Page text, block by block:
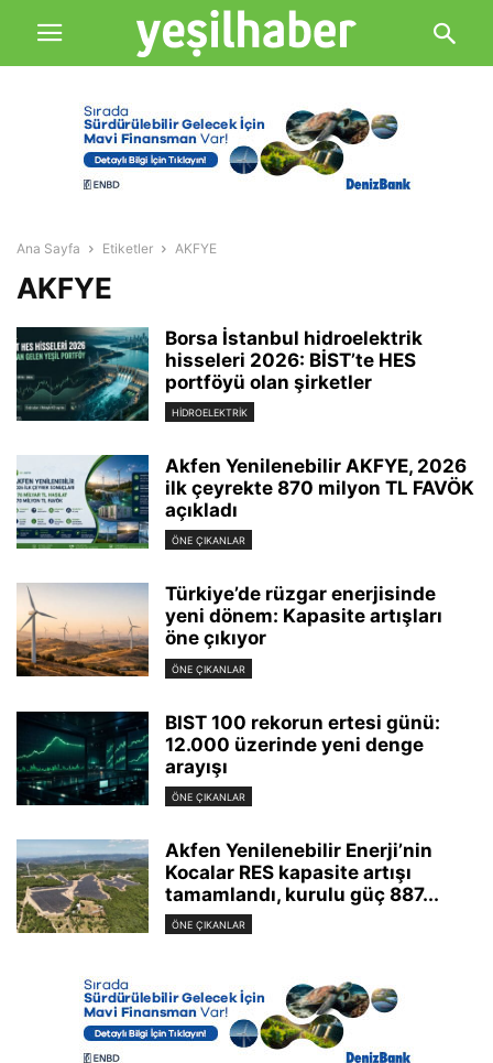
Ana Sayfa Etiketler AKFYE
AKFYE
Borsa İstanbul hidroelektrik
hisseleri 2026: BİST’te HES
portföyü olan şirketler
HIDROELEKTRIK
Akfen Yenilenebilir AKFYE, 2026
ilk çeyrekte 870 milyon TL FAVÖK
açıkladı
ÖNE ÇIKANLAR
Türkiye’de rüzgar enerjisinde
yeni dönem: Kapasite artışları
öne çıkıyor
ÖNE ÇIKANLAR
BIST 100 rekorun ertesi günü:
12.000 üzerinde yeni denge
arayışı
ÖNE ÇIKANLAR
Akfen Yenilenebilir Enerji’nin
Kocalar RES kapasite artışı
tamamlandı, kurulu güç 887...
ÖNE ÇIKANLAR